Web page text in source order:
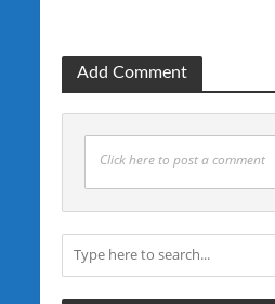
Add Comment
Click here to post a comment